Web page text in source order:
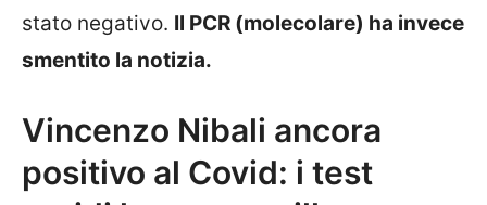
stato negativo. Il PCR (molecolare) ha invece
smentito la notizia.
Vincenzo Nibali ancora
positivo al Covid: i test